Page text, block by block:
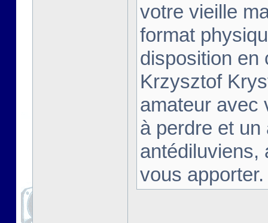
votre vieille
format
disposition en
Krzysztof
amateur avec
à perdre et
antédiluviens,
vous